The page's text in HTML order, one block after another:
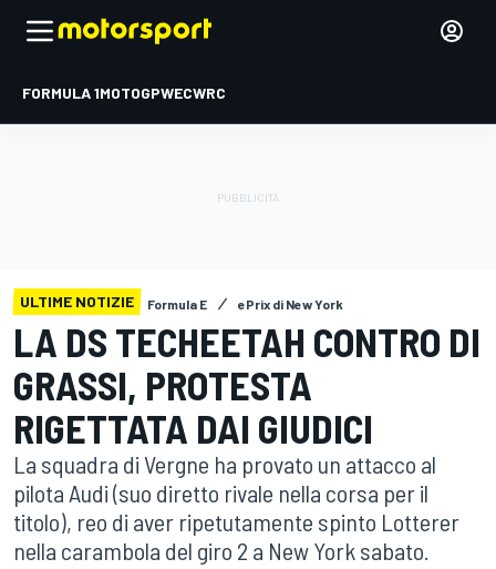
FORMULA 1MOTOGPWECWRC
ULTIME NOTIZIE Formula E ePrix di New York
LA DS TECHEETAH CONTRO DI
GRASSI, PROTESTA
RIGETTATA DAI GIUDICI
La squadra di Vergne ha provato un attacco al
pilota Audi (suo diretto rivale nella corsa per il
titolo), reo di aver ripetutamente spinto Lotterer
nella carambola del giro 2 a New York sabato.